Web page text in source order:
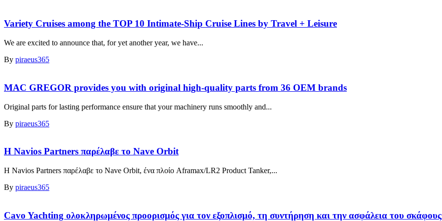
Variety Cruises among the TOP 10 Intimate-Ship Cruise Lines by Travel + Leisure
We are excited to announce that, for yet another year, we have...
By piraeus365
MAC GREGOR provides you with original high-quality parts from 36 OEM brands
Original parts for lasting performance ensure that your machinery runs smoothly and...
By piraeus365
Η Navios Partners παρέλαβε το Nave Orbit
Η Navios Partners παρέλαβε το Nave Orbit, ένα πλοίο Aframax/LR2 Product Tanker,...
By piraeus365
Cavo Yachting ολοκληρωμένος προορισμός για τον εξοπλισμό, τη συντήρηση και την ασφάλεια του